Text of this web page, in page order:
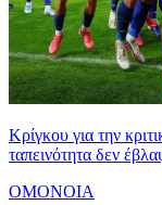
Κρίγκου για την
ταπεινότητα δεν
ΟΜΟΝΟΙΑ